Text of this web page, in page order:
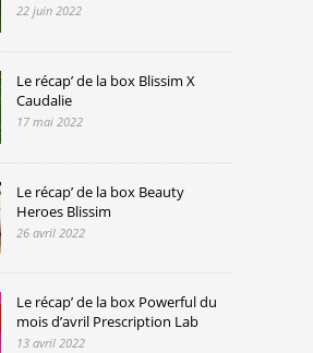
22 juin 2022
Le récap’ de la box Blissim X
Caudalie
17 mai 2022
Le récap’ de la box Beauty
Heroes Blissim
26 avril 2022
Le récap’ de la box Powerful du
mois d’avril Prescription Lab
13 avril 2022